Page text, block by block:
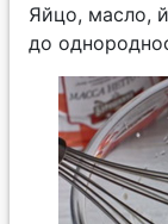
Яйцо, масло,
до